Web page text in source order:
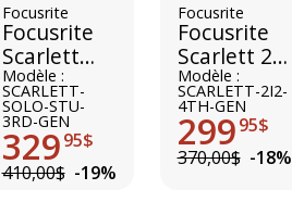
Focusrite
Focusrite
Scarlett
Solo Studio
3rd Gen
Modèle :
SCARLETT-
SOLO-STU-
3RD-GEN
32995$
410,00$ -19%
Focusrite
Focusrite
Scarlett 2i2
4th Gen
Modèle :
SCARLETT-2I2-
4TH-GEN
29995$
370,00$ -18%